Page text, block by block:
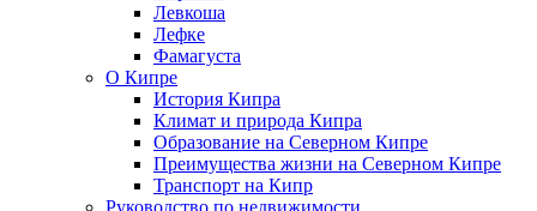
Левкоша
Лефке
Фамагуста
О Кипре
История Кипра
Климат и природа Кипра
Образование на Северном Кипре
Преимущества жизни на Северном Кипре
Транспорт на Кипр
Руководство по недвижимости